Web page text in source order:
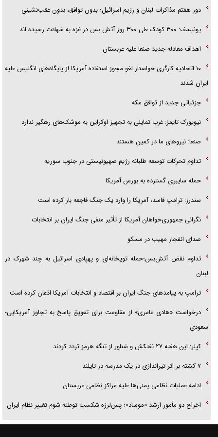
گزارش «جوان» از قوانین سخت‌گیرانه ۶ قاره در برابر یورش به پاسگاه‌های
دور هفتم مذاکرات لبنان و رژیم اسرائیل؛ بدون توافق، بدون عقب‌نشینی
یونیسف: ۳۰۰ کودک طی ۳۰۰ روز آتش بس در غزه به شهادت رسیده اند
اهداف معادله جدید صنعا علیه عربستان
۱۰ اتحادیه کارگری خواستار لغو مجوز استفاده آمریکا از پایگاه‌های انگلیس علیه
ایران شدند
جزئیاتی جدید از توافق مکه
نیویورک تایمز: غرب تمایلی به تجهیز اوکراین به موشک‌های رهگیر ندارد
صنعا: نیروهای ما در کمین‌ هستند
تداوم تحرکات توسعه طلبانه رژیم صهیونیستی در جنوب سوریه
حمله سایبری گسترده به بورس آمریکا
سندرز: ترامپ فاسد، آمریکا را وارد یک جنگ فاجعه بار کرده است
نگرانی جمهوری‌خواهان آمریکا از تأثیر منفی جنگ ایران بر انتخابات
صدای انفجار مهیب در مسکو
تداوم نقض آتش‌بس؛حمله توپخانه‌ای و پهپادی اسرائیل به چند شهرک در
لبنان
ترامپ به پیامدهای جنگ ایران بر اقتصاد و انتخابات آمریکا اذعان کرده است
درخواست «هادی عامری» از مقاومت برای تعویق پاسخ به تجاوز آمریکایی-
سعودی
کپلر: این هفته ۲۷ نفتکش و شناور از تنگه هرمز تردد کردند
۷ کشته بر اثر تیراندازی در یک مدرسه در تایلند
ادامه عملیات نظامی یمنی‌ها علیه مراکز نظامی عربستان
اخراج دو مأمور ارشد «موساد»؛ پس‌لرزه شکست توطئه شوم تغییر نظام ایران